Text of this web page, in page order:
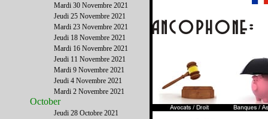
Webmaster:Webmaster@FrenchDistrict.com
Mardi 30 Novembre 2021
Jeudi 25 Novembre 2021
Mardi 23 Novembre 2021
Jeudi 18 Novembre 2021
Mardi 16 Novembre 2021
Jeudi 11 Novembre 2021
Mardi 9 Novembre 2021
Jeudi 4 Novembre 2021
Mardi 2 Novembre 2021
October
Jeudi 28 Octobre 2021